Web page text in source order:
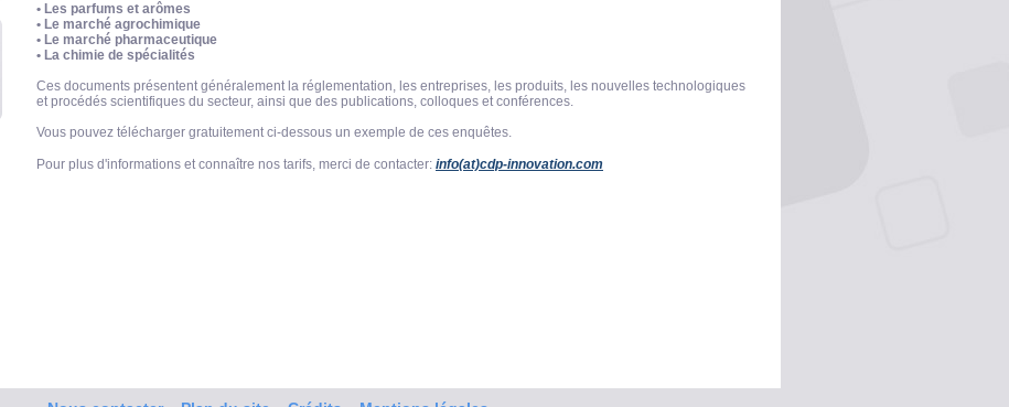
• Les parfums et arômes
• Le marché agrochimique
• Le marché pharmaceutique
• La chimie de spécialités
Ces documents présentent généralement la réglementation, les entreprises, les produits, les nouvelles technologiques
et procédés scientifiques du secteur, ainsi que des publications, colloques et conférences.
Vous pouvez télécharger gratuitement ci-dessous un exemple de ces enquêtes.
Pour plus d'informations et connaître nos tarifs, merci de contacter: info(at)cdp-innovation.com